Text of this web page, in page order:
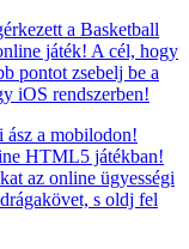
a Basketball
játék! A cél, hogy
pontot zsebelj be a
iOS rendszerben!
ász a mobilodon!
HTML5 játékban!
az online ügyességi
s oldj fel